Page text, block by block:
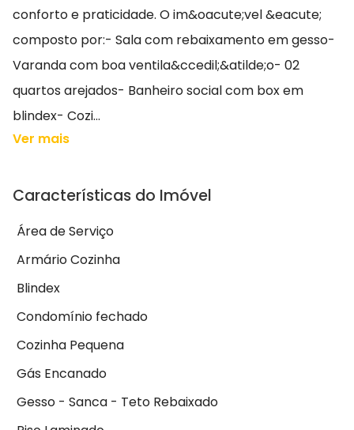
conforto e praticidade. O im&oacute;vel &eacute;
composto por:- Sala com rebaixamento em gesso-
Varanda com boa ventila&ccedil;&atilde;o- 02
quartos arejados- Banheiro social com box em
blindex- Cozi...
Ver mais
Características do Imóvel
Área de Serviço
Armário Cozinha
Blindex
Condomínio fechado
Cozinha Pequena
Gás Encanado
Gesso - Sanca - Teto Rebaixado